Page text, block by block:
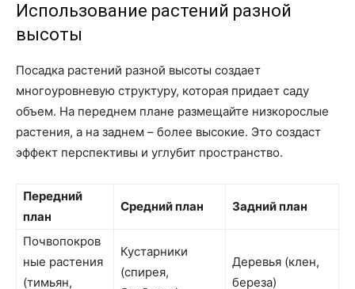
Использование растений разной
высоты
Посадка растений разной высоты создает
многоуровневую структуру, которая придает саду
объем. На переднем плане размещайте низкорослые
растения, а на заднем – более высокие. Это создаст
эффект перспективы и углубит пространство.
Передний
план
Средний план Задний план
Почвопокров
ные растения
(тимьян,
Кустарники
(спирея,
Деревья (клен,
береза)